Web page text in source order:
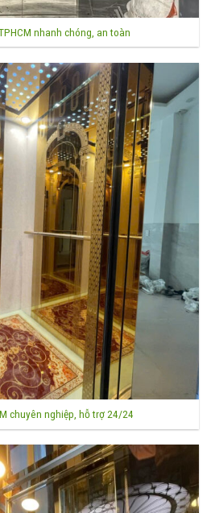
nhanh chóng, an toàn
chuyên nghiệp, hỗ trợ 24/24